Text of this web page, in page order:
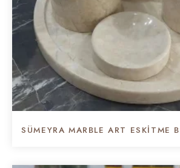
SÜMEYRA MARBLE ART ESKITME